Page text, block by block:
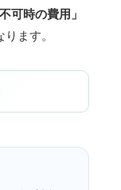
可時の費用」
ます。